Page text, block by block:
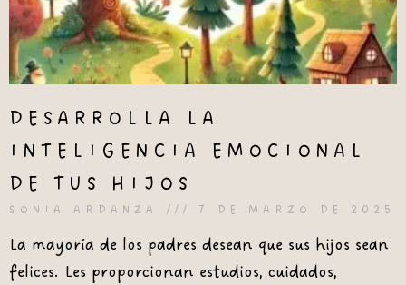
DESARROLLA LA
INTELIGENCIA EMOCIONAL
DE TUS HIJOS
SONIA ARDANZA 7 DE MARZO DE 2025
La mayoría de los padres desean que sus hijos sean
felices. Les proporcionan estudios, cuidados,